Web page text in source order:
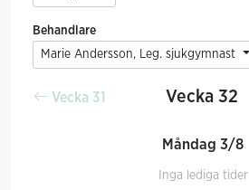
Behandlare
Marie Andersson, Leg. sjukgymnast
Vecka 31 Vecka 32
Måndag 3/8
Inga lediga tider